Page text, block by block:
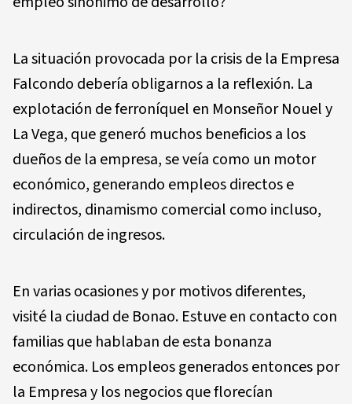
La situación provocada por la crisis de la Empresa
Falcondo debería obligarnos a la reflexión. La
explotación de ferroníquel en Monseñor Nouel y
La Vega, que generó muchos beneficios a los
dueños de la empresa, se veía como un motor
económico, generando empleos directos e
indirectos, dinamismo comercial como incluso,
circulación de ingresos.
En varias ocasiones y por motivos diferentes,
visité la ciudad de Bonao. Estuve en contacto con
familias que hablaban de esta bonanza
económica. Los empleos generados entonces por
la Empresa y los negocios que florecían